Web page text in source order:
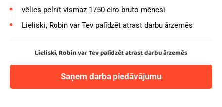
vēlies pelnīt vismaz 1750 eiro bruto mēnesī
Lieliski, Robin var Tev palīdzēt atrast darbu ārzemēs
Lieliski, Robin var Tev palīdzēt atrast darbu ārzemēs
Saņem darba piedāvājumu